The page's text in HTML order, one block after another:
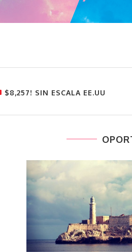
$8,257! SIN ESCALA EE.UU